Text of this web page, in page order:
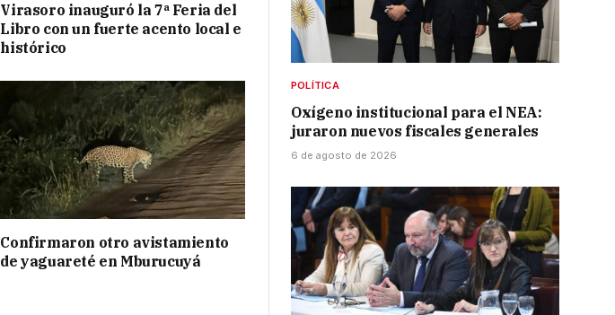
Virasoro inauguró la 7ª Feria del
Libro con un fuerte acento local e
histórico
Confirmaron otro avistamiento
de yaguareté en Mburucuyá
POLÍTICA
Oxígeno institucional para el NEA:
juraron nuevos fiscales generales
6 de agosto de 2026